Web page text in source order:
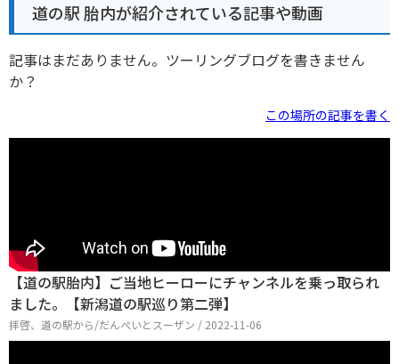
道の駅 胎内が紹介されている記事や動画
記事はまだありません。ツーリングブログを書きません
か？
この場所の記事を書く
【道の駅胎内】ご当地ヒーローにチャンネルを乗っ取られ
ました。【新潟道の駅巡り第二弾】
拝啓、道の駅から/だんぺいとスーザン / 2022-11-06